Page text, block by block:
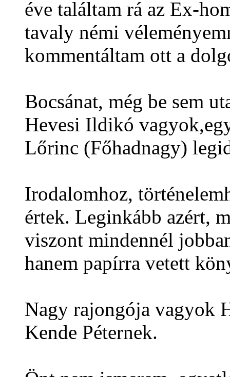
éve találtam rá az Ex-
tavaly némi
kommentáltam ott a
Bocsánat, még be sem
Hevesi Ildikó
Lőrinc (Főhadnagy)
Irodalomhoz,
értek. Leginkább azért,
viszont mindennél
hanem papírra vetett
Nagy rajongója vagyok
Kende Péternek.